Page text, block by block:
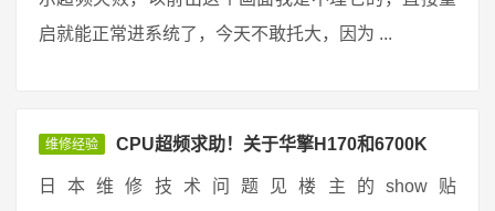
启就能正常进系统了，今天不敢托大，因为 ...
维修经验 CPU超频求助！关于华擎H170和6700K
日本维修技术问题见楼主的show贴